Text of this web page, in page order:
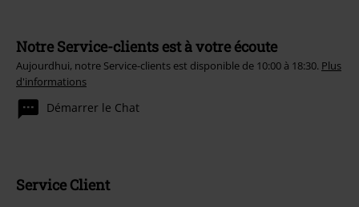
Notre Service-clients est à votre écoute
Aujourdhui, notre Service-clients est disponible de 10:00 à 18:30. Plus
d'informations
Démarrer le Chat
Service Client